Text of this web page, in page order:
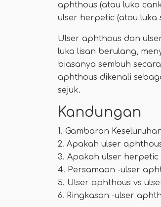
aphthous (atau luka
ulser herpetic (atau luka
Ulser aphthous dan
luka lisan berulang,
biasanya sembuh
aphthous dikenali
sejuk.
Kandungan
1. Gambaran
2. Apakah ulser
3. Apakah ulser herpetic
4. Persamaan -ulser
5. Ulser aphthous vs
6. Ringkasan -ulser